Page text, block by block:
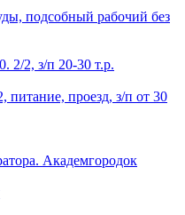
подсобный рабочий без
2/2, з/п 20-30 т.р.
питание, проезд, з/п от 30
Академгородок